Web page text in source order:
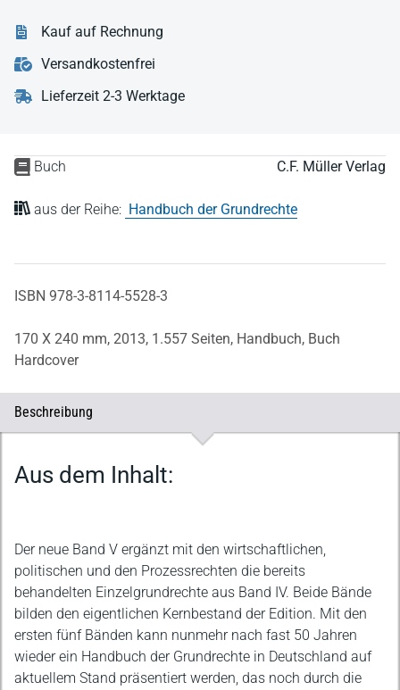
Buch C.F. Müller Verlag
aus der Reihe: Handbuch der Grundrechte
ISBN 978-3-8114-5528-3
170 X 240 mm, 2013, 1.557 Seiten, Handbuch, Buch
Hardcover
Kauf auf Rechnung
Versandkostenfrei
Lieferzeit 2-3 Werktage
Beschreibung
Beschreibung
Aus dem Inhalt:
Der neue Band V ergänzt mit den wirtschaftlichen,
politischen und den Prozessrechten die bereits
behandelten Einzelgrundrechte aus Band IV. Beide Bände
bilden den eigentlichen Kernbestand der Edition. Mit den
ersten fünf Bänden kann nunmehr nach fast 50 Jahren
wieder ein Handbuch der Grundrechte in Deutschland auf
aktuellem Stand präsentiert werden, das noch durch die